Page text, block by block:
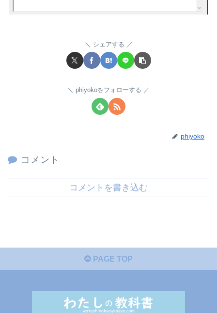
シェアする
phiyokoをフォローする
phiyoko
コメント
コメントを書き込む
PAGE TOP